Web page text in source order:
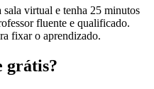
virtual e tenha 25 minutos
fluente e qualificado.
fixar o aprendizado.
grátis?